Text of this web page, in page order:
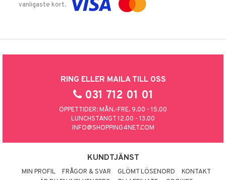
vanligaste kort.
RING ELLER MAILA TILL OSS
031 712 01 01
ÖPPETTIDER: MÅN.-FRE. 9.00 - 15.00
LUNCHSTÄNGT 12.00 - 13.00
INFO@SHOPPING4NET.COM
KUNDTJÄNST
MIN PROFIL FRÅGOR & SVAR GLÖMT LÖSENORD
KONTAKT